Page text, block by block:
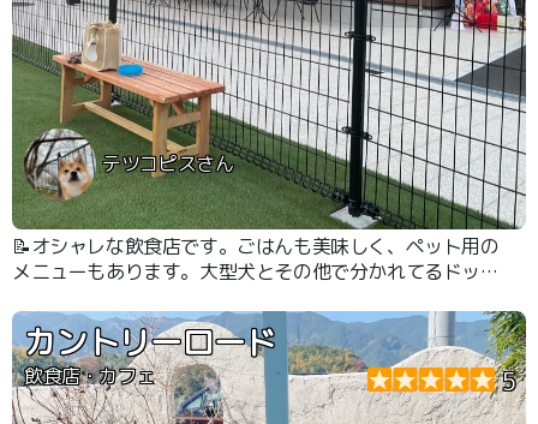
テツコピスさん
📝オシャレな飲食店です。ごはんも美味しく、ペット用の
メニューもあります。大型犬とその他で分かれてるドッグ
カントリーロード
飲食店・カフェ 5